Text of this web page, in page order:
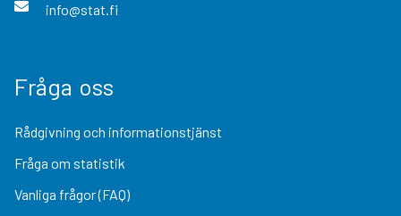
info@stat.fi
Fråga oss
Rådgivning och informationstjänst
Fråga om statistik
Vanliga frågor (FAQ)